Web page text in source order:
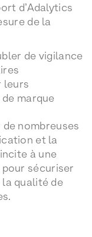
d’Adalytics
de la
de vigilance
leurs
marque
de nombreuses
et la
à une
sécuriser
qualité de